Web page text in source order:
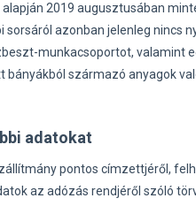
2019 augusztusában
azonban jelenleg nincs
munkacsoportot, valamint
származó anyagok
adatokat
pontos címzettjéről,
az adózás rendjéről szóló